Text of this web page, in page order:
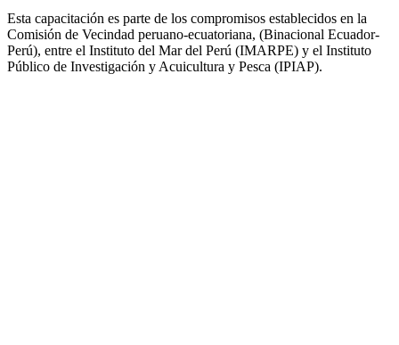
Esta capacitación es parte de los compromisos establecidos en la
Comisión de Vecindad peruano-ecuatoriana, (Binacional Ecuador-
Perú), entre el Instituto del Mar del Perú (IMARPE) y el Instituto
Público de Investigación y Acuicultura y Pesca (IPIAP).